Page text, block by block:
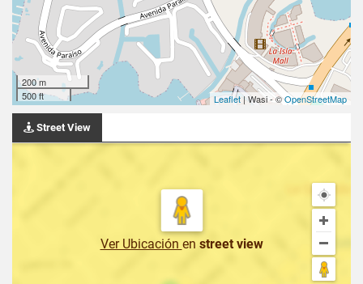
200 m
500 ft
Leaflet | Wasi - ©OpenStreetMap
Street View
Ver Ubicación en street view